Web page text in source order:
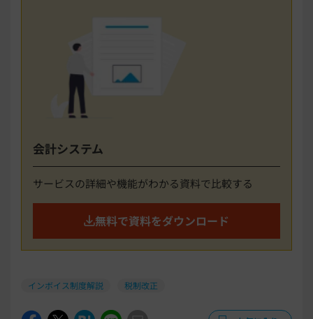
会計システム
サービスの詳細や機能がわかる資料で比較する
無料で資料をダウンロード
インボイス制度解説 税制改正